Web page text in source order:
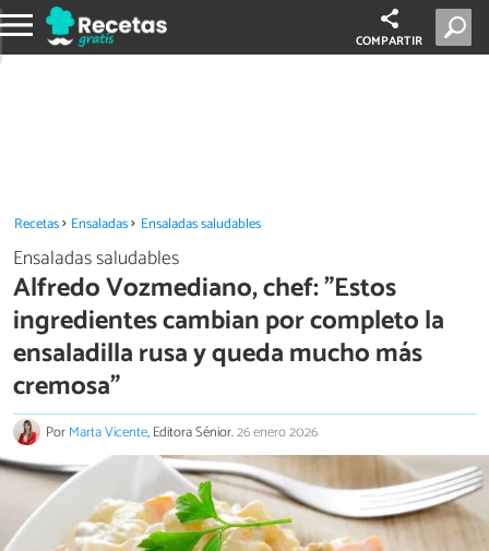
COMPARTIR
Recetas Ensaladas Ensaladas saludables
Ensaladas saludables
Alfredo Vozmediano, chef: "Estos
ingredientes cambian por completo la
ensaladilla rusa y queda mucho más
cremosa"
PorMarta Vicente, Editora Sénior.26 enero 2026